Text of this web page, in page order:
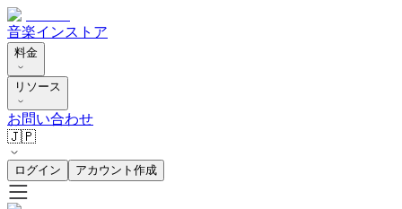
音楽インストア
料金
リソース
お問い合わせ
🇯🇵
ログイン アカウント作成